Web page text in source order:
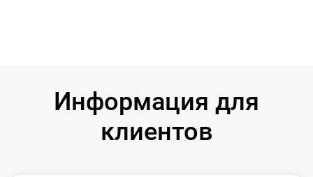
Информация для
клиентов